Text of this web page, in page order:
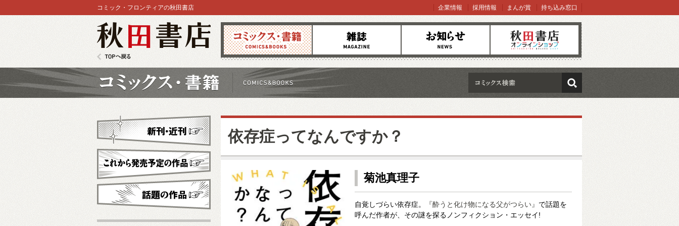
コミックス 雑誌 お知らせ オンラインショップ
コミック・フロンティアの秋田書店 企業情報 採用情報 まんが賞 持ち込み窓口
検索
依存症ってなんですか？
菊池真理子
自覚しづらい依存症。 『酔うと化け物になる父がつらい』 で話題を
呼んだ作者が、その謎を探るノンフィクション・エッセイ!
新刊・近刊
これから発売予定